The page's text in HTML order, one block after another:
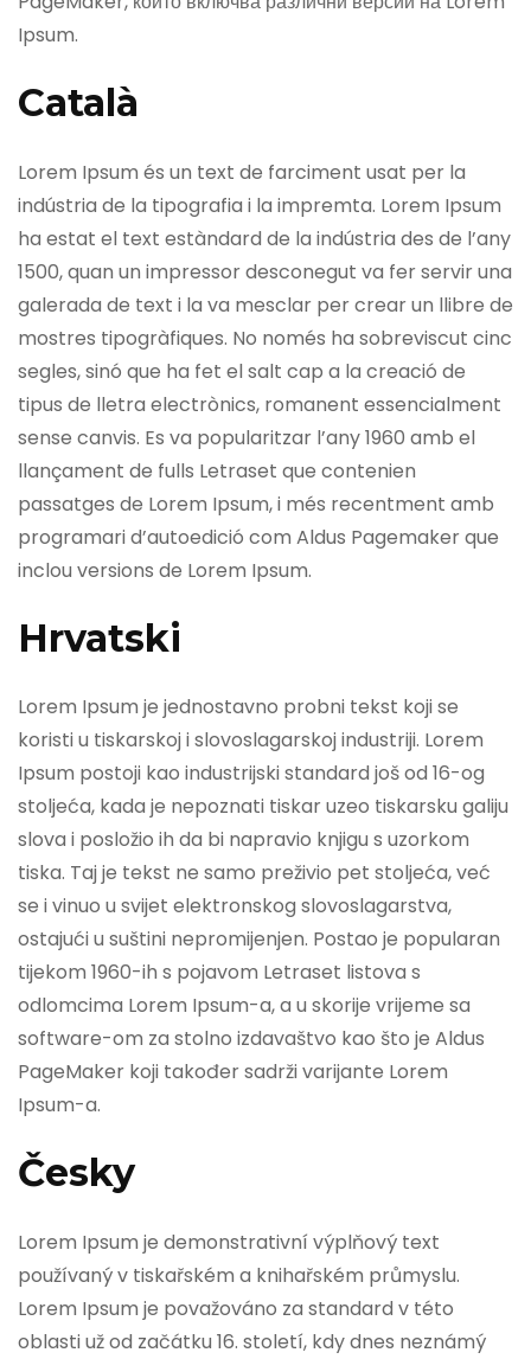
Ipsum.
Català
Lorem Ipsum és un text de farciment usat per la
indústria de la tipografia i la impremta. Lorem Ipsum
ha estat el text estàndard de la indústria des de l’any
1500, quan un impressor desconegut va fer servir una
galerada de text i la va mesclar per crear un llibre de
mostres tipogràfiques. No només ha sobreviscut cinc
segles, sinó que ha fet el salt cap a la creació de
tipus de lletra electrònics, romanent essencialment
sense canvis. Es va popularitzar l’any 1960 amb el
llançament de fulls Letraset que contenien
passatges de Lorem Ipsum, i més recentment amb
programari d’autoedició com Aldus Pagemaker que
inclou versions de Lorem Ipsum.
Hrvatski
Lorem Ipsum je jednostavno probni tekst koji se
koristi u tiskarskoj i slovoslagarskoj industriji. Lorem
Ipsum postoji kao industrijski standard još od 16-og
stoljeća, kada je nepoznati tiskar uzeo tiskarsku galiju
slova i posložio ih da bi napravio knjigu s uzorkom
tiska. Taj je tekst ne samo preživio pet stoljeća, već
se i vinuo u svijet elektronskog slovoslagarstva,
ostajući u suštini nepromijenjen. Postao je popularan
tijekom 1960-ih s pojavom Letraset listova s
odlomcima Lorem Ipsum-a, a u skorije vrijeme sa
software-om za stolno izdavaštvo kao što je Aldus
PageMaker koji također sadrži varijante Lorem
Ipsum-a.
Česky
Lorem Ipsum je demonstrativní výplňový text
používaný v tiskařském a knihařském průmyslu.
Lorem Ipsum je považováno za standard v této
oblasti už od začátku 16. století, kdy dnes neznámý